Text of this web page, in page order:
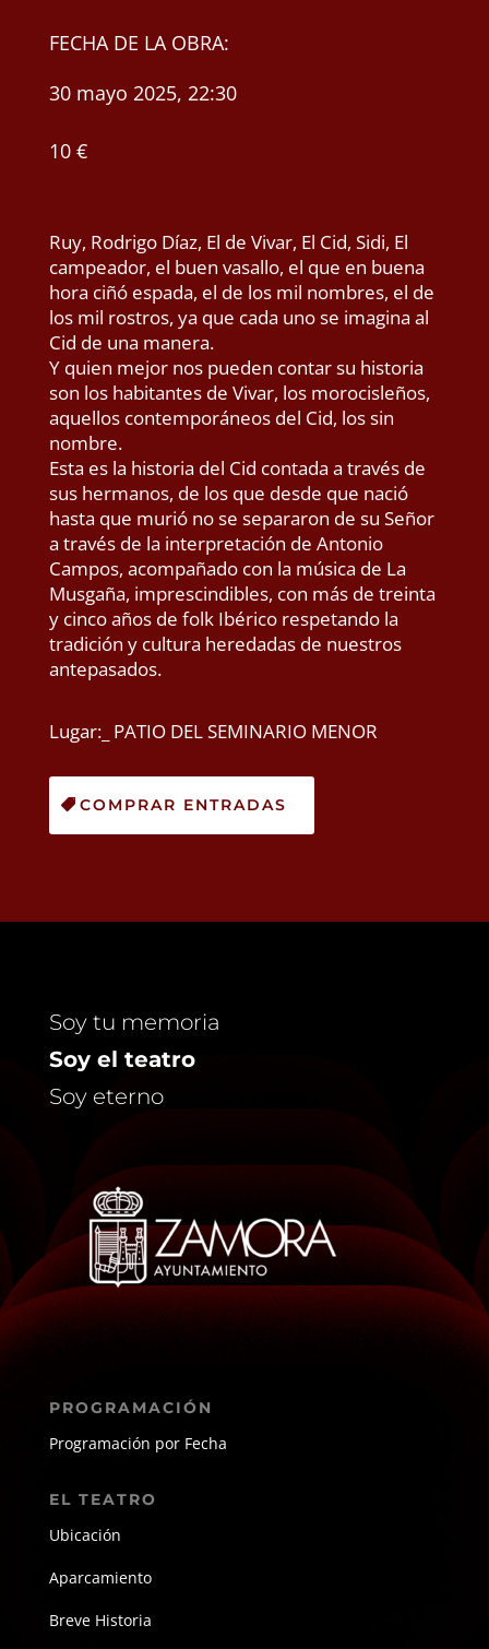
FECHA DE LA OBRA:
30 mayo 2025, 22:30
10 €
Ruy, Rodrigo Díaz, El de Vivar, El Cid, Sidi, El
campeador, el buen vasallo, el que en buena
hora ciñó espada, el de los mil nombres, el de
los mil rostros, ya que cada uno se imagina al
Cid de una manera.
Y quien mejor nos pueden contar su historia
son los habitantes de Vivar, los morocisleños,
aquellos contemporáneos del Cid, los sin
nombre.
Esta es la historia del Cid contada a través de
sus hermanos, de los que desde que nació
hasta que murió no se separaron de su Señor
a través de la interpretación de Antonio
Campos, acompañado con la música de La
Musgaña, imprescindibles, con más de treinta
y cinco años de folk Ibérico respetando la
tradición y cultura heredadas de nuestros
antepasados.
Lugar:_ PATIO DEL SEMINARIO MENOR
COMPRAR ENTRADAS
Soy tu memoria
Soy el teatro
Soy eterno
PROGRAMACIÓN
Programación por Fecha
EL TEATRO
Ubicación
Aparcamiento
Breve Historia